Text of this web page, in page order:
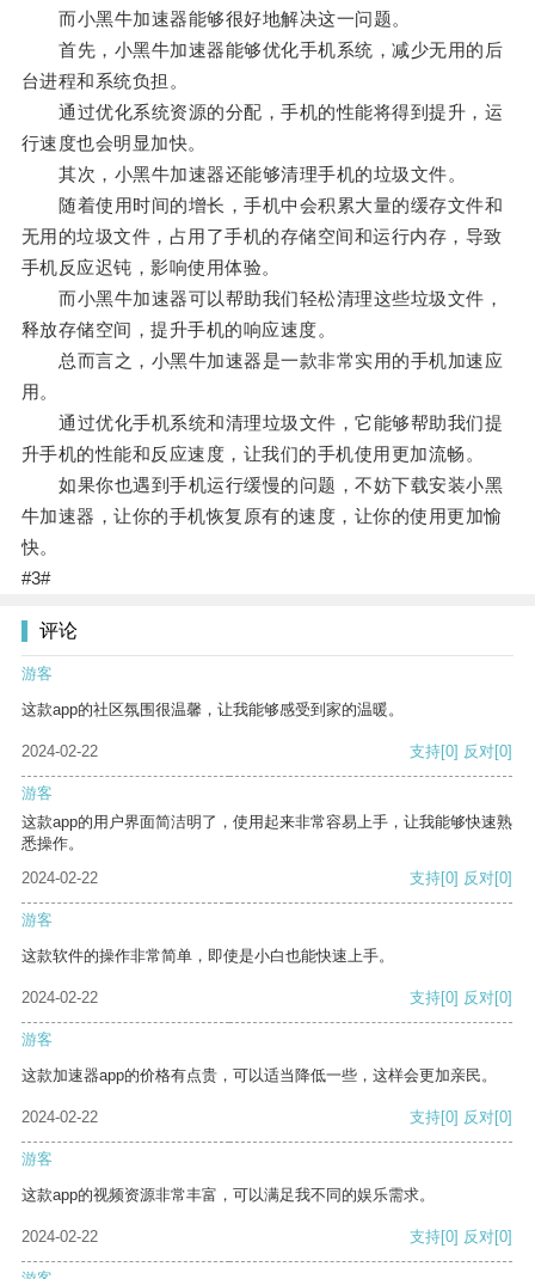
而小黑牛加速器能够很好地解决这一问题。
首先，小黑牛加速器能够优化手机系统，减少无用的后
台进程和系统负担。
通过优化系统资源的分配，手机的性能将得到提升，运
行速度也会明显加快。
其次，小黑牛加速器还能够清理手机的垃圾文件。
随着使用时间的增长，手机中会积累大量的缓存文件和
无用的垃圾文件，占用了手机的存储空间和运行内存，导致
手机反应迟钝，影响使用体验。
而小黑牛加速器可以帮助我们轻松清理这些垃圾文件，
释放存储空间，提升手机的响应速度。
总而言之，小黑牛加速器是一款非常实用的手机加速应
用。
通过优化手机系统和清理垃圾文件，它能够帮助我们提
升手机的性能和反应速度，让我们的手机使用更加流畅。
如果你也遇到手机运行缓慢的问题，不妨下载安装小黑
牛加速器，让你的手机恢复原有的速度，让你的使用更加愉
快。
#3#
评论
游客
这款app的社区氛围很温馨，让我能够感受到家的温暖。
2024-02-22 支持[0] 反对[0]
游客
这款app的用户界面简洁明了，使用起来非常容易上手，让我能够快速熟
悉操作。
2024-02-22
支持[0] 反对[0]
游客
这款软件的操作非常简单，即使是小白也能快速上手。
2024-02-22 支持[0] 反对[0]
游客
这款加速器app的价格有点贵，可以适当降低一些，这样会更加亲民。
2024-02-22 支持[0] 反对[0]
游客
这款app的视频资源非常丰富，可以满足我不同的娱乐需求。
2024-02-22 支持[0] 反对[0]